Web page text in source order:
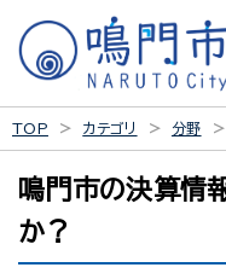
TOP カテゴリ 分野
鳴門市の決算情
か？